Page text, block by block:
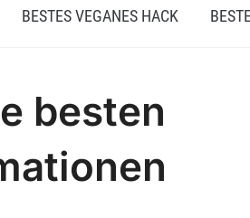
BESTES VEGANES HACK
besten